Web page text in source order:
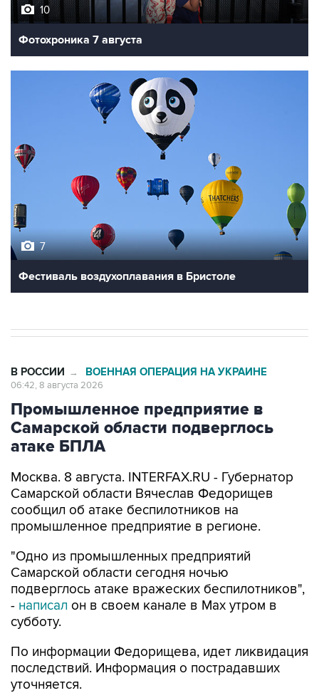
10
Фотохроника 7 августа
7
Фестиваль воздухоплавания в Бристоле
В РОССИИ → ВОЕННАЯ ОПЕРАЦИЯ НА УКРАИНЕ
06:42, 8 августа 2026
Промышленное предприятие в
Самарской области подверглось
атаке БПЛА
Москва. 8 августа. INTERFAX.RU - Губернатор
Самарской области Вячеслав Федорищев
сообщил об атаке беспилотников на
промышленное предприятие в регионе.
"Одно из промышленных предприятий
Самарской области сегодня ночью
подверглось атаке вражеских беспилотников",
- написал он в своем канале в Max утром в
субботу.
По информации Федорищева, идет ликвидация
последствий. Информация о пострадавших
уточняется.